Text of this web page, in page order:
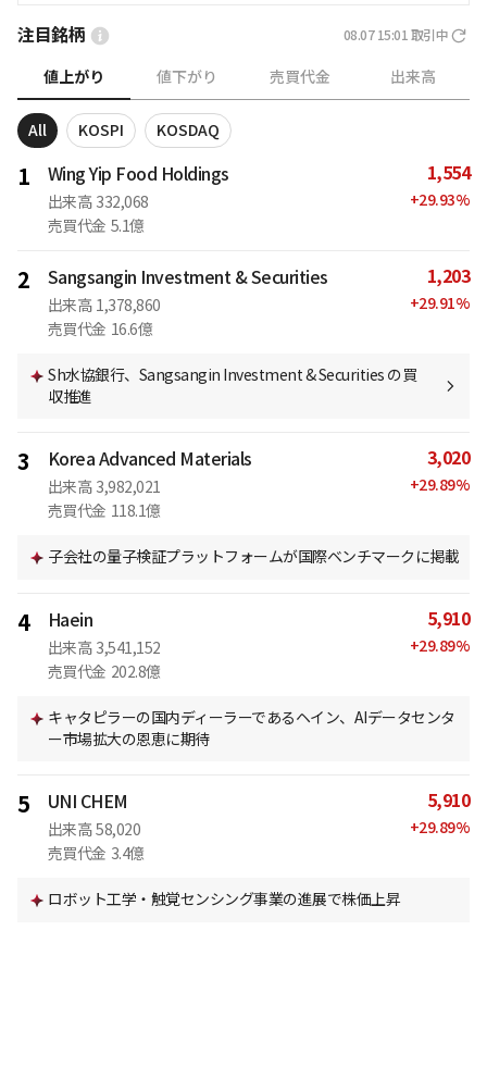
注目銘柄 08.07 15:01 取引中
値上がり 値下がり 売買代金 出来高
All KOSPI KOSDAQ
1 Wing Yip Food Holdings
出来高 332,068
売買代金 5.1億
1,554
+29.93%
2 Sangsangin Investment & Securities
出来高 1,378,860
売買代金 16.6億
1,203
+29.91%
Sh水協銀行、Sangsangin Investment & Securities の買
収推進
3 Korea Advanced Materials
出来高 3,982,021
売買代金 118.1億
3,020
+29.89%
子会社の量子検証プラットフォームが国際ベンチマークに掲載
4 Haein
出来高 3,541,152
売買代金 202.8億
5,910
+29.89%
キャタピラーの国内ディーラーであるヘイン、AIデータセンタ
ー市場拡大の恩恵に期待
5 UNI CHEM
出来高 58,020
売買代金 3.4億
5,910
+29.89%
ロボット工学・触覚センシング事業の進展で株価上昇